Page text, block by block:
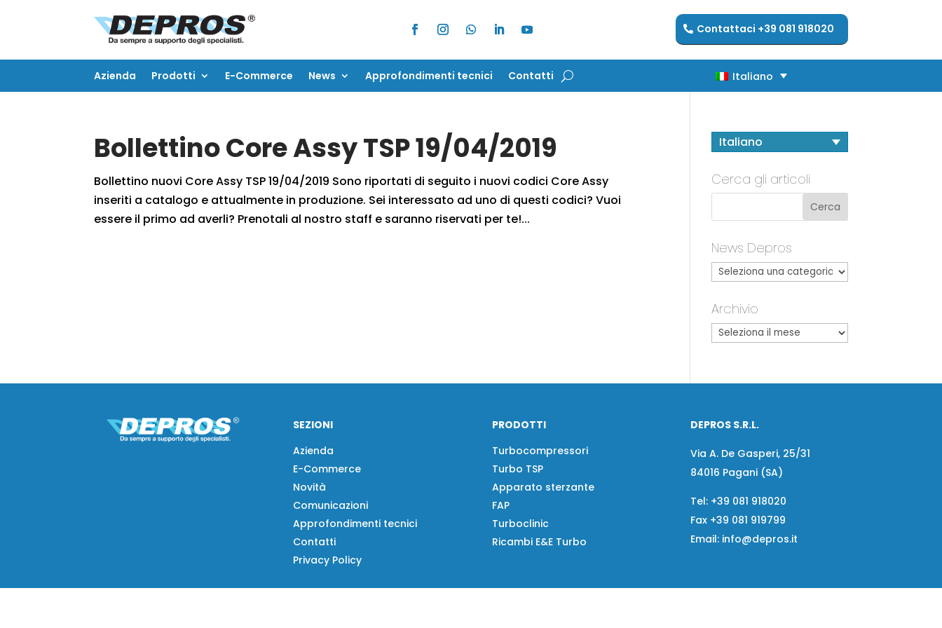
Contattaci +39 081 918020
Azienda Prodotti E-Commerce News Approfondimenti tecnici Contatti Italiano
Azienda Prodotti E-Commerce News Approfondimenti tecnici Contatti Italiano
Bollettino Core Assy TSP 19/04/2019
Bollettino nuovi Core Assy TSP 19/04/2019 Sono riportati di seguito i nuovi codici Core Assy
inseriti a catalogo e attualmente in produzione. Sei interessato ad uno di questi codici? Vuoi
essere il primo ad averli? Prenotali al nostro staff e saranno riservati per te!...
Italiano
Cerca gli articoli
News Depros
Archivio
SEZIONI
Azienda
E-Commerce
Novità
Comunicazioni
Approfondimenti tecnici
Contatti
Privacy Policy
PRODOTTI
Turbocompressori
Turbo TSP
Apparato sterzante
FAP
Turboclinic
Ricambi E&E Turbo
DEPROS S.R.L.
Via A. De Gasperi, 25/31
84016 Pagani (SA)
Tel: +39 081 918020
Fax +39 081 919799
Email: info@depros.it